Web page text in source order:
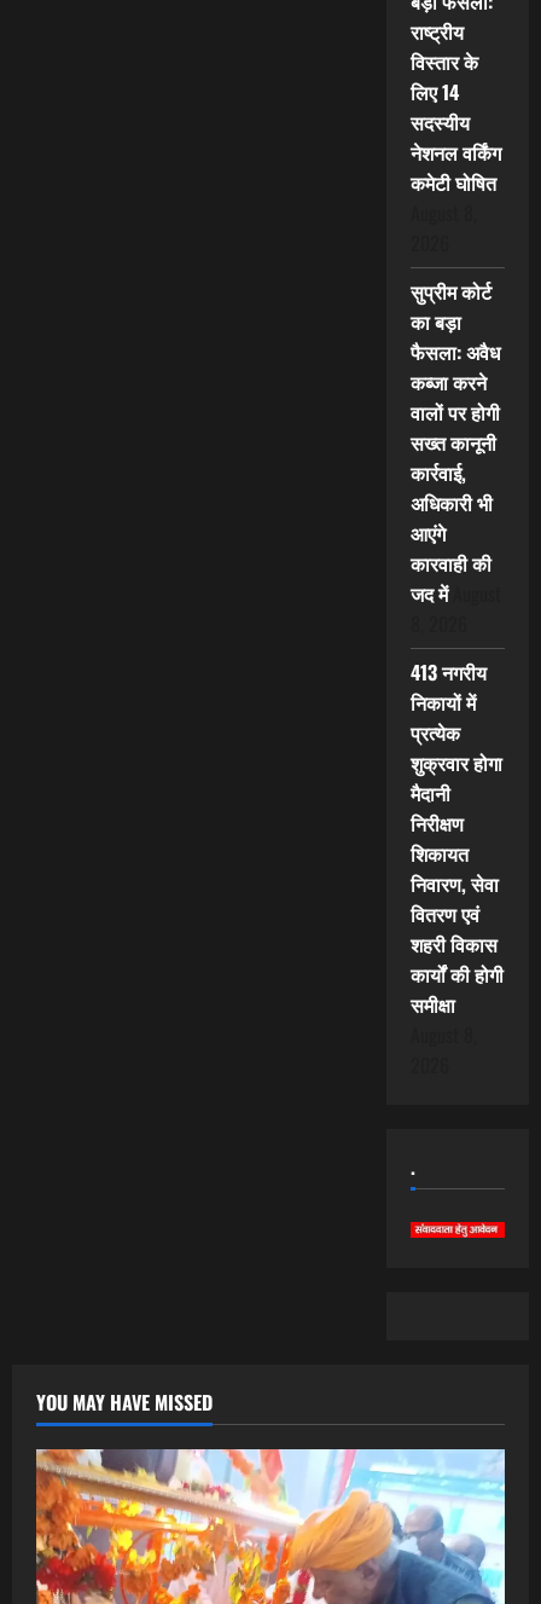
राष्ट्रीय
विस्तार के
लिए 14
सदस्यीय
नेशनल वर्किंग
कमेटी घोषित
सुप्रीम कोर्ट
का बड़ा
फैसला: अवैध
कब्जा करने
वालों पर होगी
सख्त कानूनी
कार्रवाई,
अधिकारी भी
आएंगे
कारवाही की
जद में
413 नगरीय
निकायों में
प्रत्येक
शुक्रवार होगा
मैदानी
निरीक्षण
शिकायत
निवारण, सेवा
वितरण एवं
शहरी विकास
कार्यों की होगी
समीक्षा
.
YOU MAY HAVE MISSED